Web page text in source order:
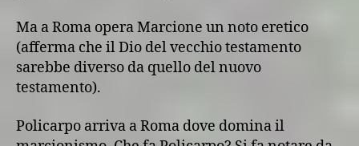
Ma a Roma opera Marcione un noto eretico
(afferma che il Dio del vecchio testamento
sarebbe diverso da quello del nuovo
testamento).
Policarpo arriva a Roma dove domina il